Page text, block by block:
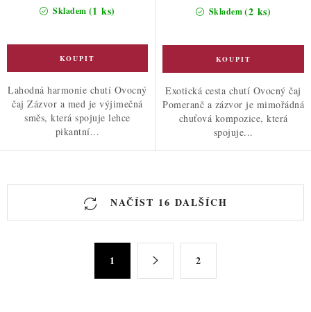
Skladem (1 ks)
Lahodná harmonie chutí Ovocný
čaj Zázvor a med je výjimečná
směs, která spojuje lehce
pikantní...
Skladem(2 ks)
Exotická cesta chutí Ovocný čaj
Pomeranč a zázvor je mimořádná
chuťová kompozice, která
spojuje...
O
l
NAČÍST 16 DALŠÍCH
1 2